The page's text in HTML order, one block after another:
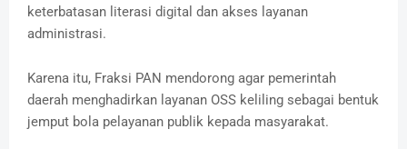
keterbatasan literasi digital dan akses layanan
administrasi.
‎Karena itu, Fraksi PAN mendorong agar pemerintah
daerah menghadirkan layanan OSS keliling sebagai bentuk
jemput bola pelayanan publik kepada masyarakat.